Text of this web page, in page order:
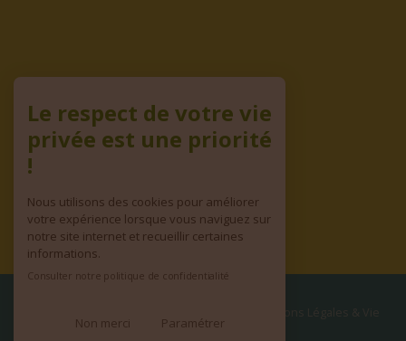
privée • CGV
Le respect de votre vie
privée est une priorité
!
Nous utilisons des cookies pour améliorer
votre expérience lorsque vous naviguez sur
notre site internet et recueillir certaines
informations.
Consulter notre politique de confidentialité
Non merci Paramétrer